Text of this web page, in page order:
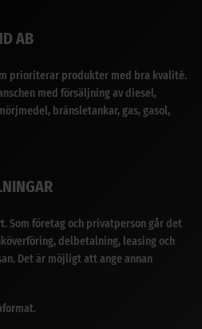
AB
prioriterar produkter med bra kvalité.
med försäljning av diesel,
bränsletankar, gas, gasol,
Som företag och privatperson går det
delbetalning, leasing och
Det är möjligt att ange annan